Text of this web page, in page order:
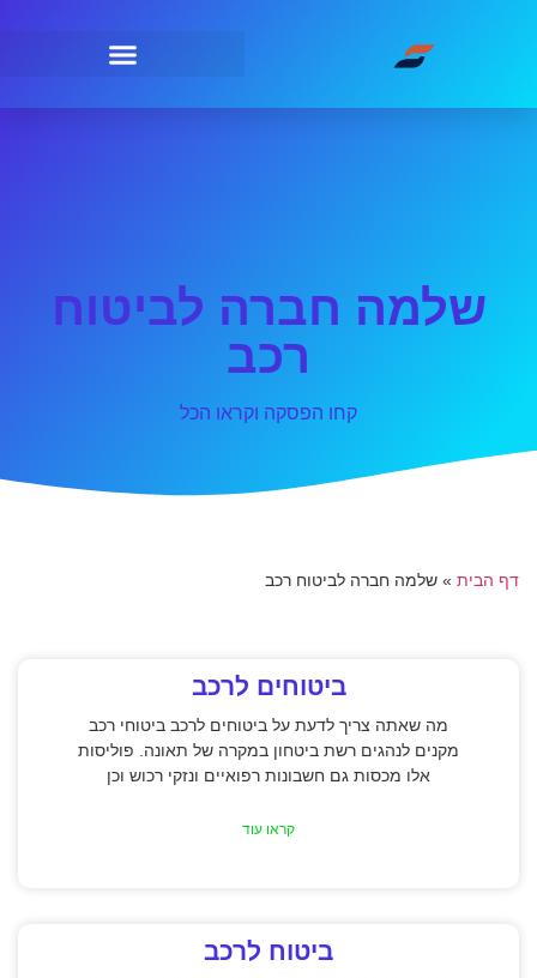
שלמה חברה לביטוח
רכב
קחו הפסקה וקראו הכל
דף הבית » שלמה חברה לביטוח רכב
ביטוחים לרכב
מה שאתה צריך לדעת על ביטוחים לרכב ביטוחי רכב
מקנים לנהגים רשת ביטחון במקרה של תאונה. פוליסות
אלו מכסות גם חשבונות רפואיים ונזקי רכוש וכן
קראו עוד
ביטוח לרכב